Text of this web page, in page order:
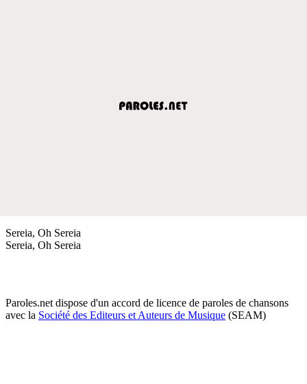
Sereia, Oh Sereia
Sereia, Oh Sereia
Paroles.net dispose d'un accord de licence de paroles de chansons
avec la Société des Editeurs et Auteurs de Musique (SEAM)